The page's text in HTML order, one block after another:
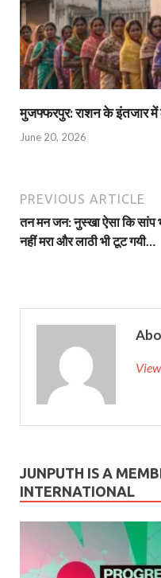
मुजफ्फरपुर: राशन के इंतजार में
June 20, 2026
PREVIOUS ARTICLE
तन मन जन: नुस्खा ऐसा कि सांप
नहीं मरा और लाठी भी टूट गयी…
JUNPUTH IS A
INTERNATIONAL